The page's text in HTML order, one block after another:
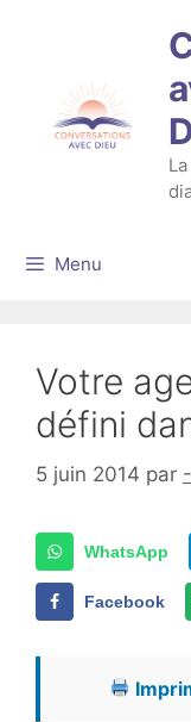
Menu
Votre
défini
5 juin 2014 par
WhatsApp
Facebook